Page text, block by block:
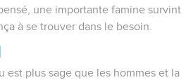
une importante famine survint
à se trouver dans le besoin.
est plus sage que les hommes et la